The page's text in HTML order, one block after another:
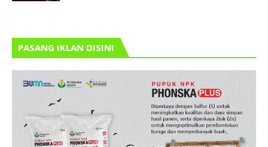
PASANG IKLAN DISINI